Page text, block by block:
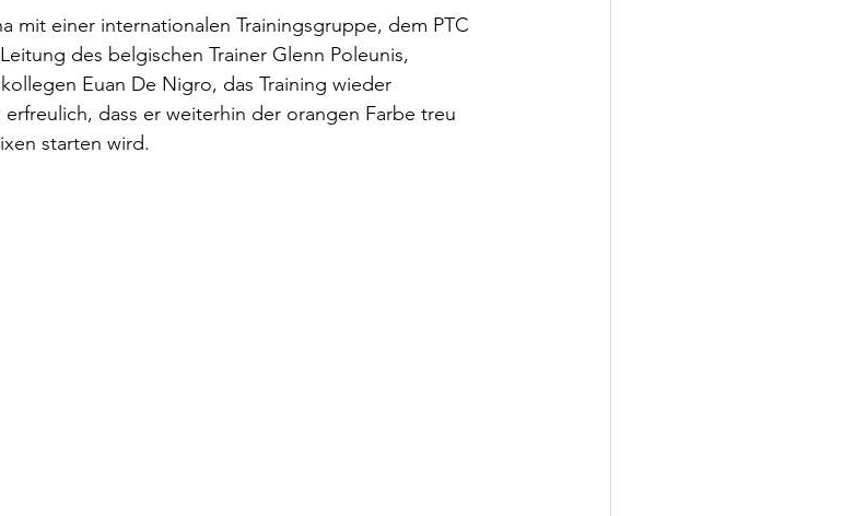
mit einer internationalen Trainingsgruppe, dem PTC
des belgischen Trainer Glenn Poleunis,
Euan De Nigro, das Training wieder
dass er weiterhin der orangen Farbe treu
starten wird.